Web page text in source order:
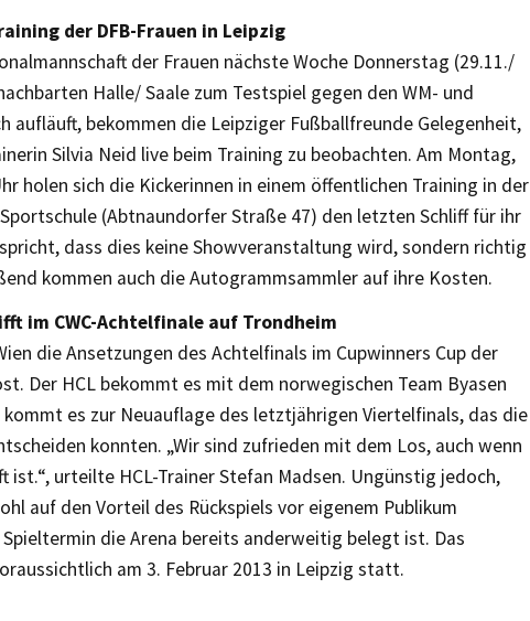
der DFB-Frauen in Leipzig
der Frauen nächste Woche Donnerstag (29.11./
Halle/ Saale zum Testspiel gegen den WM- und
aufläuft, bekommen die Leipziger Fußballfreunde Gelegenheit,
Silvia Neid live beim Training zu beobachten. Am Montag,
holen sich die Kickerinnen in einem öffentlichen Training in der
(Abtnaundorfer Straße 47) den letzten Schliff für ihr
dass dies keine Showveranstaltung wird, sondern richtig
kommen auch die Autogrammsammler auf ihre Kosten.
im CWC-Achtelfinale auf Trondheim
die Ansetzungen des Achtelfinals im Cupwinners Cup der
Der HCL bekommt es mit dem norwegischen Team Byasen
es zur Neuauflage des letztjährigen Viertelfinals, das die
konnten. „Wir sind zufrieden mit dem Los, auch wenn
ist.“, urteilte HCL-Trainer Stefan Madsen. Ungünstig jedoch,
auf den Vorteil des Rückspiels vor eigenem Publikum
die Arena bereits anderweitig belegt ist. Das
am 3. Februar 2013 in Leipzig statt.